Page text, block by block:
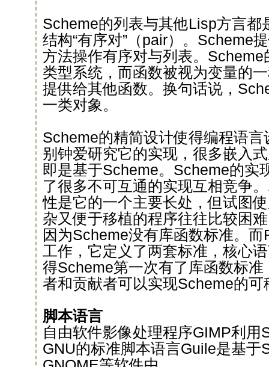
Scheme的列表与其他Lisp方言都
结构“有序对”（pair）。Scheme
方法操作有序对与列表。
类型系统，而函数被视为变量的
提供给其他函数。换句话说，
一类对象。
Scheme的精简设计使得编程语
别钟爱研究它的实现，很多嵌入
即是基于Scheme。Scheme的实
了很多不可互通的实现互相竞争
性是它的一个主要长处，但试图
杂又便于移植的程序往往比较困
因为Scheme没有库函数标准。
工作，它定义了两套标准，核心
得Scheme第一次有了库函数标
者和贡献者可以实现Scheme的可
脚本语言
自由软件影像处理程序GIMP利用
GNU的标准脚本语言Guile是基于